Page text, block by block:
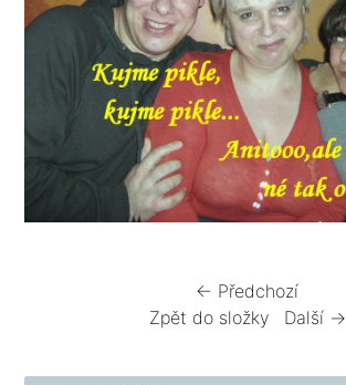
← Předchozí
Zpět do složky
Další →